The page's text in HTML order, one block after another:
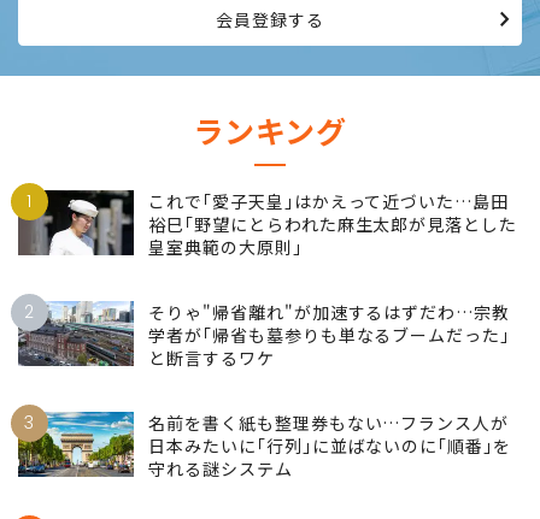
会員登録する
ランキング
1
これで｢愛子天皇｣はかえって近づいた…島田
裕巳｢野望にとらわれた麻生太郎が見落とした
皇室典範の大原則｣
2
そりゃ"帰省離れ"が加速するはずだわ…宗教
学者が｢帰省も墓参りも単なるブームだった｣
と断言するワケ
3
名前を書く紙も整理券もない…フランス人が
日本みたいに｢行列｣に並ばないのに｢順番｣を
守れる謎システム